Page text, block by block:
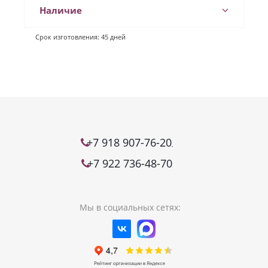
Наличие
Срок изготовления: 45 дней
+7 918 907-76-20,
+7 922 736-48-70
Мы в социальных сетях: